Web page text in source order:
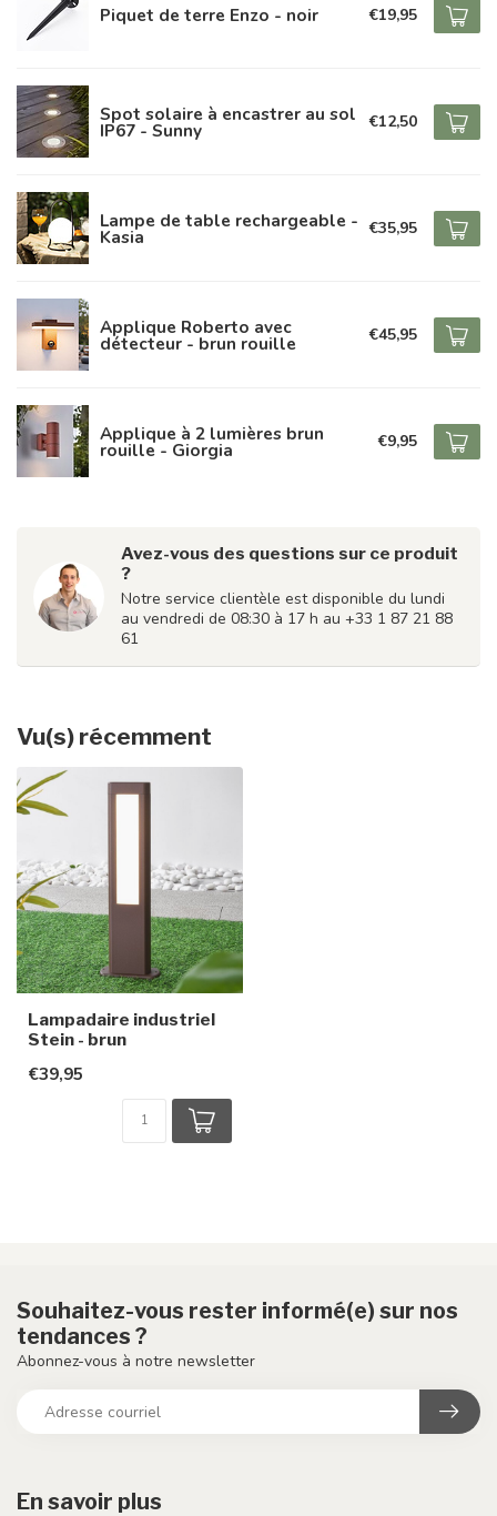
Piquet de terre Enzo - noir €19,95
Spot solaire à encastrer au sol
IP67 - Sunny €12,50
Lampe de table rechargeable -
Kasia €35,95
Applique Roberto avec
détecteur - brun rouille €45,95
Applique à 2 lumières brun
rouille - Giorgia €9,95
Avez-vous des questions sur ce produit
?
Notre service clientèle est disponible du lundi
au vendredi de 08:30 à 17 h au +33 1 87 21 88
61
Vu(s) récemment
Lampadaire industriel
Stein - brun
€39,95
En savoir plus
Souhaitez-vous rester informé(e) sur nos
tendances ?
Abonnez-vous à notre newsletter